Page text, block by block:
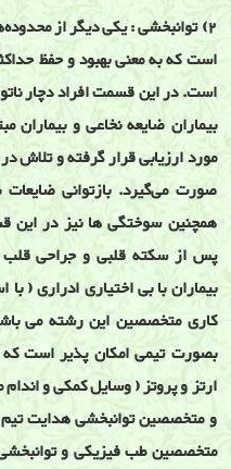
2) توانبخشی : یکی دیگر از
است که به معنی بهبود و حفظ
است. در این قسمت افراد دچار
بیماران ضایعه نخاعی و بیماران
مورد ارزیابی قرار گرفته و تلاش
صورت می‌گیرد. بازتوانی
همچنین سوختگی ها نیز در این
پس از سکته قلبی و جراحی قلب
بیماران با بی اختیاری ادراری (
کاری متخصصین این رشته می
بصورت تیمی امکان پذیر است که
ارتز و پروتز ( وسایل کمکی و
و متخصصین توانبخشی هدایت
متخصصین طب فیزیکی و